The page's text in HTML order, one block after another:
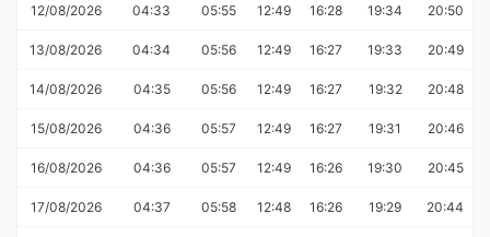
12/08/2026 04:33 05:55 12:49 16:28 19:34 20:50
13/08/2026 04:34 05:56 12:49 16:27 19:33 20:49
14/08/2026 04:35 05:56 12:49 16:27 19:32 20:48
15/08/2026 04:36 05:57 12:49 16:27 19:31 20:46
16/08/2026 04:36 05:57 12:49 16:26 19:30 20:45
17/08/2026 04:37 05:58 12:48 16:26 19:29 20:44